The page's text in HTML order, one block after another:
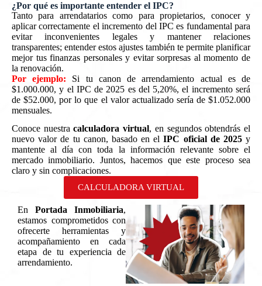
¿Por qué es importante entender el IPC?
Tanto para arrendatarios como para propietarios, conocer y
aplicar correctamente el incremento del IPC es fundamental para
evitar inconvenientes legales y mantener relaciones
transparentes; entender estos ajustes también te permite planificar
mejor tus finanzas personales y evitar sorpresas al momento de
la renovación.
Por ejemplo: Si tu canon de arrendamiento actual es de
$1.000.000, y el IPC de 2025 es del 5,20%, el incremento será
de $52.000, por lo que el valor actualizado sería de $1.052.000
mensuales.
Conoce nuestracalculadora virtual, en segundos obtendrás el
nuevo valor de tu canon, basado en elIPC oficial de 2025 y
mantente al día con toda la información relevante sobre el
mercado inmobiliario. Juntos, hacemos que este proceso sea
claro y sin complicaciones.
CALCULADORA VIRTUAL
EnPortada Inmobiliaria,
estamos comprometidos con
ofrecerte herramientas y
acompañamiento en cada
etapa de tu experiencia de
arrendamiento.